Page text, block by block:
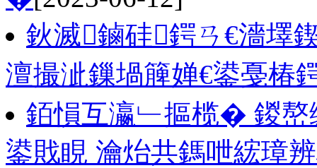
鈥滅鏀硅鍔ㄢ€濇墿
澶撮泚鏁堝簲婵€鍙戞椿
銆愪互瀛﹂摳榄� 鍐嶅
鍙戝睍 瀹炲共鎷呭綋璋